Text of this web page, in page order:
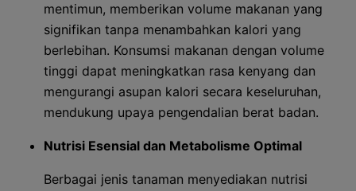
mentimun, memberikan volume makanan yang
signifikan tanpa menambahkan kalori yang
berlebihan. Konsumsi makanan dengan volume
tinggi dapat meningkatkan rasa kenyang dan
mengurangi asupan kalori secara keseluruhan,
mendukung upaya pengendalian berat badan.
Nutrisi Esensial dan Metabolisme Optimal
Berbagai jenis tanaman menyediakan nutrisi